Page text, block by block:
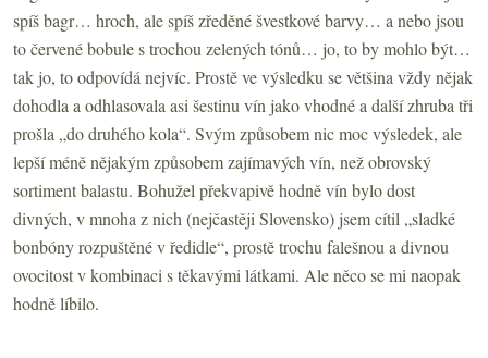
spíš bagr… hroch, ale spíš zředěné švestkové barvy… a nebo jsou
to červené bobule s trochou zelených tónů… jo, to by mohlo být…
tak jo, to odpovídá nejvíc. Prostě ve výsledku se většina vždy nějak
dohodla a odhlasovala asi šestinu vín jako vhodné a další zhruba tři
prošla „do druhého kola“. Svým způsobem nic moc výsledek, ale
lepší méně nějakým způsobem zajímavých vín, než obrovský
sortiment balastu. Bohužel překvapivě hodně vín bylo dost
divných, v mnoha z nich (nejčastěji Slovensko) jsem cítil „sladké
bonbóny rozpuštěné v ředidle“, prostě trochu falešnou a divnou
ovocitost v kombinaci s těkavými látkami. Ale něco se mi naopak
hodně líbilo.